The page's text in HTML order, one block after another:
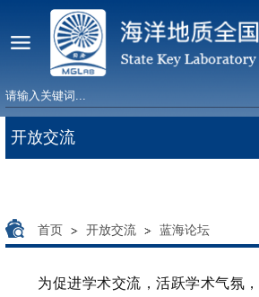
开放交流
首页 开放交流 蓝海论坛
为促进学术交流 ，活跃学术气氛，